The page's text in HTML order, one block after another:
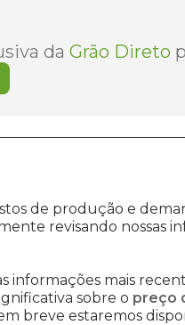
da Grão Direto
de produção e
revisando nossas
informações mais
sobre o preço
breve estaremos